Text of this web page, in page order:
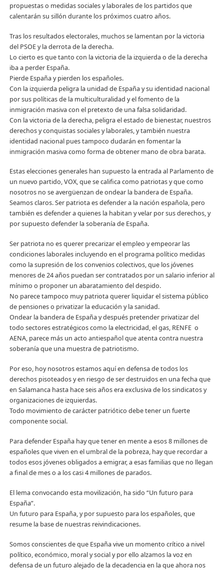
propuestas o medidas sociales y laborales de los partidos que
calentarán su sillón durante los próximos cuatro años.
Tras los resultados electorales, muchos se lamentan por la victoria
del PSOE y la derrota de la derecha.
Lo cierto es que tanto con la victoria de la izquierda o de la derecha
iba a perder España.
Pierde España y pierden los españoles.
Con la izquierda peligra la unidad de España y su identidad nacional
por sus políticas de la multiculturalidad y el fomento de la
inmigración masiva con el pretexto de una falsa solidaridad.
Con la victoria de la derecha, peligra el estado de bienestar, nuestros
derechos y conquistas sociales y laborales, y también nuestra
identidad nacional pues tampoco dudarán en fomentar la
inmigración masiva como forma de obtener mano de obra barata.
Estas elecciones generales han supuesto la entrada al Parlamento de
un nuevo partido, VOX, que se califica como patriotas y que como
nosotros no se avergüenzan de ondear la bandera de España.
Seamos claros. Ser patriota es defender a la nación española, pero
también es defender a quienes la habitan y velar por sus derechos, y
por supuesto defender la soberanía de España.
Ser patriota no es querer precarizar el empleo y empeorar las
condiciones laborales incluyendo en el programa político medidas
como la supresión de los convenios colectivos, que los jóvenes
menores de 24 años puedan ser contratados por un salario inferior al
mínimo o proponer un abaratamiento del despido.
No parece tampoco muy patriota querer liquidar el sistema público
de pensiones o privatizar la educación y la sanidad.
Ondear la bandera de España y después pretender privatizar del
todo sectores estratégicos como la electricidad, el gas, RENFE o
AENA, parece más un acto antiespañol que atenta contra nuestra
soberanía que una muestra de patriotismo.
Por eso, hoy nosotros estamos aquí en defensa de todos los
derechos pisoteados y en riesgo de ser destruidos en una fecha que
en Salamanca hasta hace seis años era exclusiva de los sindicatos y
organizaciones de izquierdas.
Todo movimiento de carácter patriótico debe tener un fuerte
componente social.
Para defender España hay que tener en mente a esos 8 millones de
españoles que viven en el umbral de la pobreza, hay que recordar a
todos esos jóvenes obligados a emigrar, a esas familias que no llegan
a final de mes o a los casi 4 millones de parados.
El lema convocando esta movilización, ha sido “Un futuro para
España”.
Un futuro para España, y por supuesto para los españoles, que
resume la base de nuestras reivindicaciones.
Somos conscientes de que España vive un momento crítico a nivel
político, económico, moral y social y por ello alzamos la voz en
defensa de un futuro alejado de la decadencia en la que ahora nos